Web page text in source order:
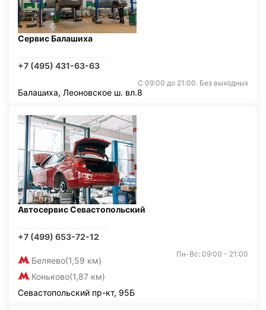
Сервис Балашиха
+7 (495) 431-63-63
С 09:00 до 21:00. Без выходных
Балашиха, Леоновское ш. вл.8
Автосервис Севастопольский
+7 (499) 653-72-12
Беляево(1,59 км)
Коньково(1,87 км)
Пн-Вс: 09:00 - 21:00
Севастопольский пр-кт, 95Б